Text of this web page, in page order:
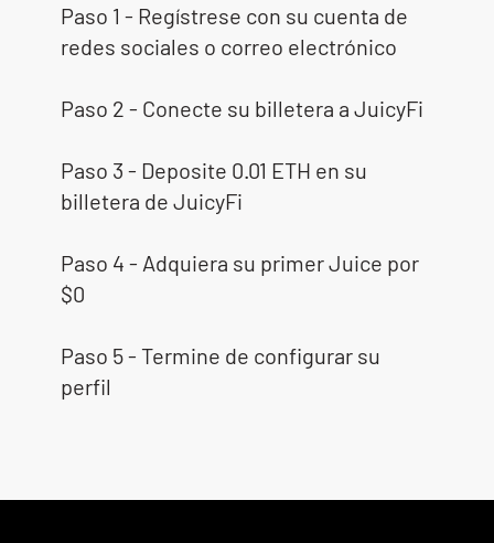
Paso 1 - Regístrese con su cuenta de
redes sociales o correo electrónico
Paso 2 - Conecte su billetera a JuicyFi
Paso 3 - Deposite 0.01 ETH en su
billetera de JuicyFi
Paso 4 - Adquiera su primer Juice por
$0
Paso 5 - Termine de configurar su
perfil